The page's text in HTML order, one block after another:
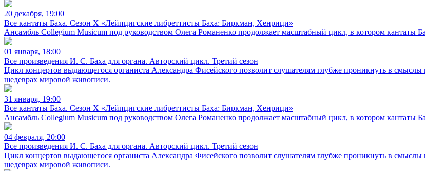
20 декабря, 19:00
Все кантаты Баха. Сезон X «Лейпцигские либреттисты Баха: Биркман, Хенрици»
Ансамбль Collegium Musicum под руководством Олега Романенко продолжает масштабный цикл, в котором кантаты
01 января, 18:00
Все произведения И. С. Баха для органа. Авторский цикл. Третий сезон
Цикл концертов выдающегося органиста Александра Фисейского позволит слушателям глубже проникнуть в
шедеврах мировой живописи.
31 января, 19:00
Все кантаты Баха. Сезон X «Лейпцигские либреттисты Баха: Биркман, Хенрици»
Ансамбль Collegium Musicum под руководством Олега Романенко продолжает масштабный цикл, в котором кантаты
04 февраля, 20:00
Все произведения И. С. Баха для органа. Авторский цикл. Третий сезон
Цикл концертов выдающегося органиста Александра Фисейского позволит слушателям глубже проникнуть в
шедеврах мировой живописи.